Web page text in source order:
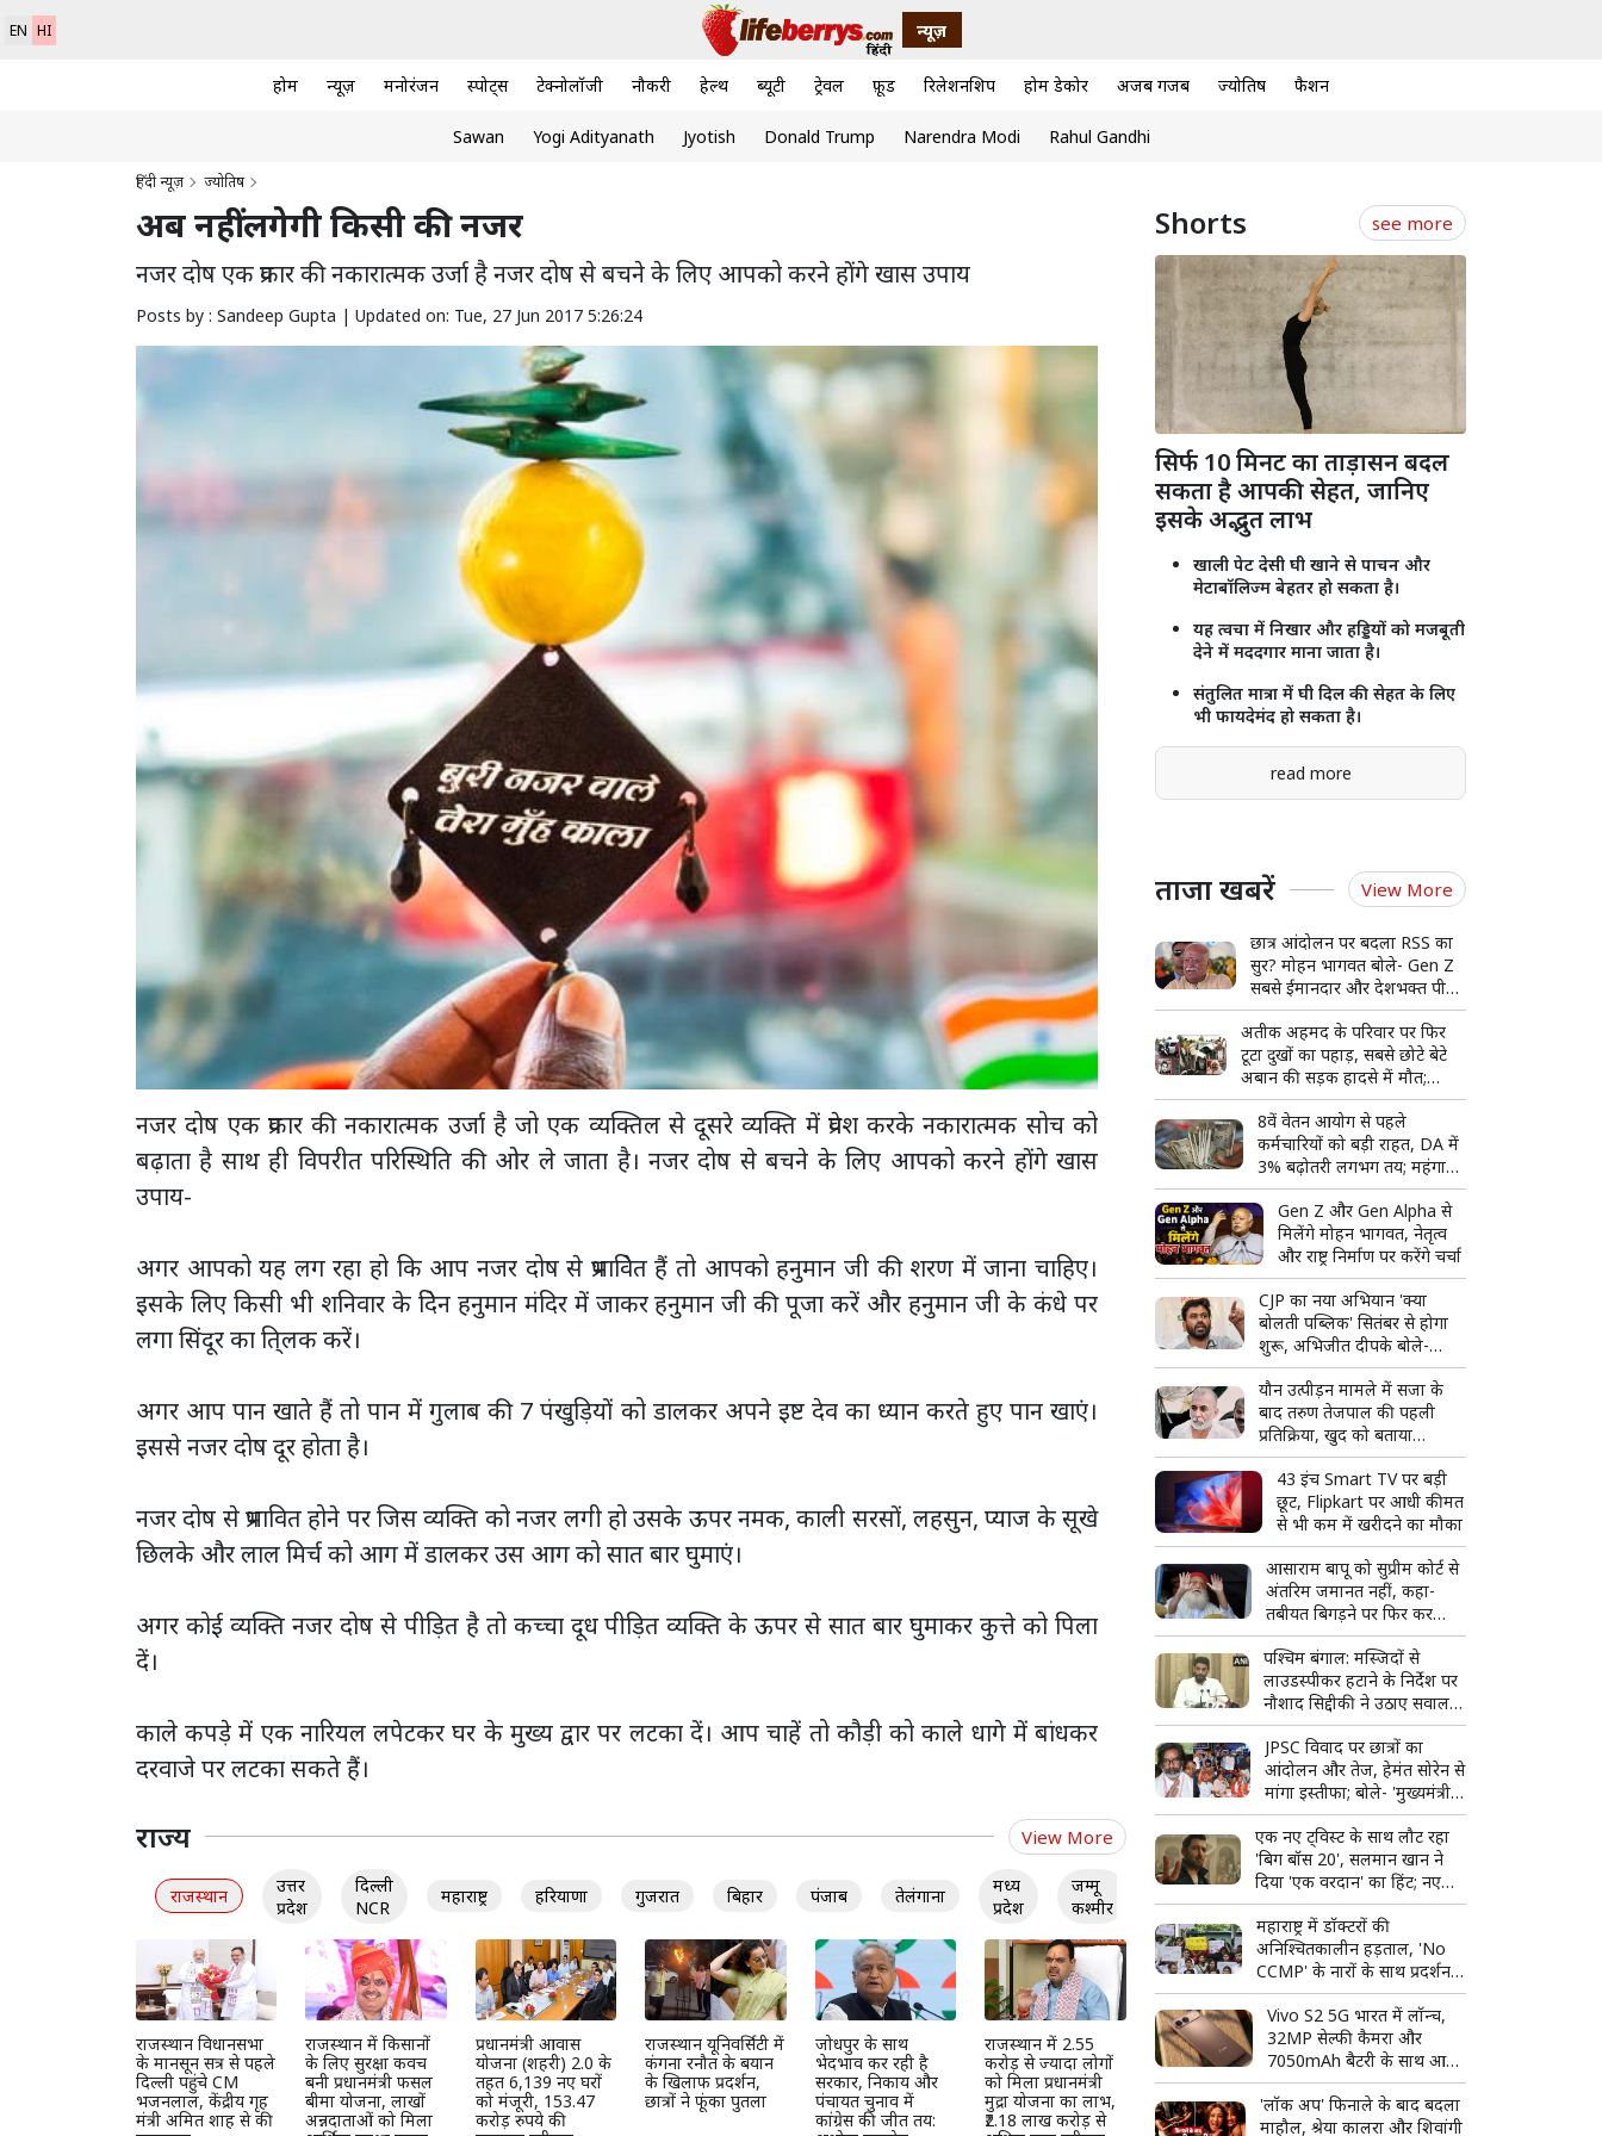
EN HI न्यूज़
होम न्यूज़ मनोरंजन स्पोर्ट्स टेक्नोलॉजी नौकरी हेल्थ ब्यूटी ट्रेवल फ़ूड रिलेशनशिप होम डेकोर अजब गजब ज्योतिष फैशन
Sawan Yogi Adityanath Jyotish Donald Trump Narendra Modi Rahul Gandhi
हिंदी न्यूज़ ज्योतिष
अब नहीं लगेगी किसी की नजर
नजर दोष एक प्रकार की नकारात्मक उर्जा है नजर दोष से बचने के लिए आपको करने होंगे खास उपाय
Posts by : Sandeep Gupta | Updated on: Tue, 27 Jun 2017 5:26:24
नजर दोष एक प्रकार की नकारात्मक उर्जा है जो एक व्यक्तिल से दूसरे व्यक्ति में प्रवेश करके नकारात्मक सोच को
बढ़ाता है साथ ही विपरीत परिस्थिति की ओर ले जाता है। नजर दोष से बचने के लिए आपको करने होंगे खास
उपाय-
अगर आपको यह लग रहा हो कि आप नजर दोष से प्रभाविेत हैं तो आपको हनुमान जी की शरण में जाना चाहिए।
इसके लिए किसी भी शनिवार के दिेन हनुमान मंदिर में जाकर हनुमान जी की पूजा करें और हनुमान जी के कंधे पर
लगा सिंदूर का ति्लक करें।
अगर आप पान खाते हैं तो पान में गुलाब की 7 पंखुड़ियों को डालकर अपने इष्ट देव का ध्यान करते हुए पान खाएं।
इससे नजर दोष दूर होता है।
नजर दोष से प्रभावित होने पर जिस व्यक्ति को नजर लगी हो उसके ऊपर नमक, काली सरसों, लहसुन, प्याज के सूखे
छिलके और लाल मिर्च को आग में डालकर उस आग को सात बार घुमाएं।
अगर कोई व्यक्ति नजर दोष से पीड़ित है तो कच्चा दूध पीड़ित व्यक्ति के ऊपर से सात बार घुमाकर कुत्ते को पिला
दें।
काले कपड़े में एक नारियल लपेटकर घर के मुख्य द्वार पर लटका दें। आप चाहें तो कौड़ी को काले धागे में बांधकर
दरवाजे पर लटका सकते हैं।
राज्य View More
राजस्थान
उत्तर
प्रदेश
दिल्ली
NCR
महाराष्ट्र हरियाणा गुजरात बिहार पंजाब तेलंगाना
मध्य
प्रदेश
जम्मू
कश्मीर
राजस्थान विधानसभा
के मानसून सत्र से पहले
दिल्ली पहुंचे CM
भजनलाल, केंद्रीय गृह
मंत्री अमित शाह से की
राजस्थान में किसानों
के लिए सुरक्षा कवच
बनी प्रधानमंत्री फसल
बीमा योजना, लाखों
अन्नदाताओं को मिला
प्रधानमंत्री आवास
योजना (शहरी) 2.0 के
तहत 6,139 नए घरों
को मंजूरी, 153.47
करोड़ रुपये की
राजस्थान यूनिवर्सिटी में
कंगना रनौत के बयान
के खिलाफ प्रदर्शन,
छात्रों ने फूंका पुतला
जोधपुर के साथ
भेदभाव कर रही है
सरकार, निकाय और
पंचायत चुनाव में
कांग्रेस की जीत तय:
राजस्थान में 2.55
करोड़ से ज्यादा लोगों
को मिला प्रधानमंत्री
मुद्रा योजना का लाभ,
₹2.18 लाख करोड़ से
Shorts see more
सिर्फ 10 मिनट का ताड़ासन बदल
सकता है आपकी सेहत, जानिए
इसके अद्भुत लाभ
खाली पेट देसी घी खाने से पाचन और
मेटाबॉलिज्म बेहतर हो सकता है।
यह त्वचा में निखार और हड्डियों को मजबूती
देने में मददगार माना जाता है।
संतुलित मात्रा में घी दिल की सेहत के लिए
भी फायदेमंद हो सकता है।
read more
ताजा खबरें View More
छात्र आंदोलन पर बदला RSS का
सुर? मोहन भागवत बोले- Gen Z
सबसे ईमानदार और देशभक्त पीढ़ी,
संवाद की कमी से हुआ आंदोलन
अतीक अहमद के परिवार पर फिर
टूटा दुखों का पहाड़, सबसे छोटे बेटे
अबान की सड़क हादसे में मौत;
अपराध से सत्ता तक और फिर
बिखरते कुनबे की पूरी कहानी
8वें वेतन आयोग से पहले
कर्मचारियों को बड़ी राहत, DA में
3% बढ़ोतरी लगभग तय; महंगाई
भत्ता 63% पहुंचने की उम्मीद
Gen Z और Gen Alpha से
मिलेंगे मोहन भागवत, नेतृत्व
और राष्ट्र निर्माण पर करेंगे चर्चा
CJP का नया अभियान 'क्या
बोलती पब्लिक' सितंबर से होगा
शुरू, अभिजीत दीपके बोले-
जनता की आवाज सीधे सुनेंगे
यौन उत्पीड़न मामले में सजा के
बाद तरुण तेजपाल की पहली
प्रतिक्रिया, खुद को बताया
राजनीतिक साजिश का शिकार
43 इंच Smart TV पर बड़ी
छूट, Flipkart पर आधी कीमत
से भी कम में खरीदने का मौका
आसाराम बापू को सुप्रीम कोर्ट से
अंतरिम जमानत नहीं, कहा-
तबीयत बिगड़ने पर फिर कर
सकते हैं आवेदन
पश्चिम बंगाल: मस्जिदों से
लाउडस्पीकर हटाने के निर्देश पर
नौशाद सिद्दीकी ने उठाए सवाल,
बोले- लिखित में दें
JPSC विवाद पर छात्रों का
आंदोलन और तेज, हेमंत सोरेन से
मांगा इस्तीफा; बोले- 'मुख्यमंत्री
पद के योग्य नहीं'
एक नए ट्विस्ट के साथ लौट रहा
'बिग बॉस 20', सलमान खान ने
दिया 'एक वरदान' का हिंट; नए
प्रोमो ने बढ़ाई फैंस की उत्सुकता
महाराष्ट्र में डॉक्टरों की
अनिश्चितकालीन हड़ताल, 'No
CCMP' के नारों के साथ प्रदर्शन;
बॉम्बे हाईकोर्ट ने लिया स्वत: संज्ञान
Vivo S2 5G भारत में लॉन्च,
32MP सेल्फी कैमरा और
7050mAh बैटरी के साथ आया
नया स्मार्टफोन
'लॉक अप' फिनाले के बाद बदला
माहौल, श्रेया कालरा और शिवांगी